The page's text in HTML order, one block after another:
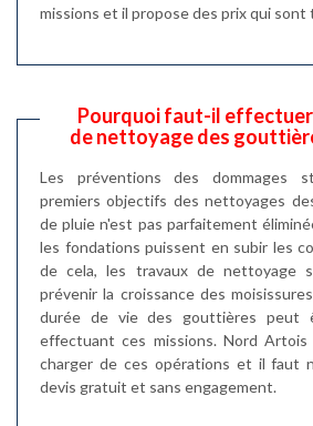
missions et il propose des prix qui
Pourquoi faut-il
de nettoyage des
Les préventions des dommages
premiers objectifs des nettoyages
de pluie n'est pas parfaitement
les fondations puissent en subir les
de cela, les travaux de nettoyage
prévenir la croissance des
durée de vie des gouttières peut
effectuant ces missions. Nord
charger de ces opérations et il faut
devis gratuit et sans engagement.